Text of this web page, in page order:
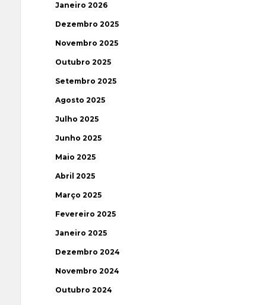
Janeiro 2026
Dezembro 2025
Novembro 2025
Outubro 2025
Setembro 2025
Agosto 2025
Julho 2025
Junho 2025
Maio 2025
Abril 2025
Março 2025
Fevereiro 2025
Janeiro 2025
Dezembro 2024
Novembro 2024
Outubro 2024